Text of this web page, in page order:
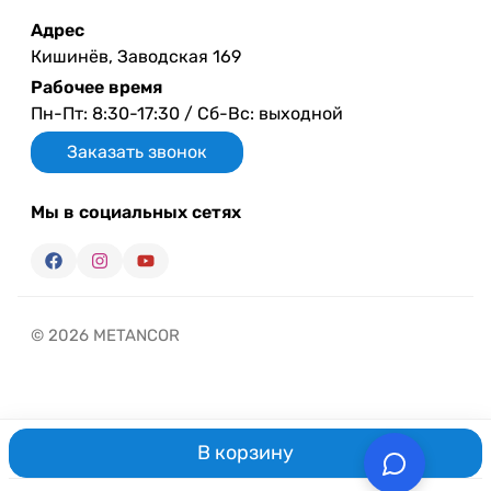
В корзину
Адрес
Кишинёв, Заводская 169
Рабочее время
Пн-Пт: 8:30-17:30 / Сб-Вс: выходной
Заказать звонок
Мы в социальных сетях
© 2026 METANCOR